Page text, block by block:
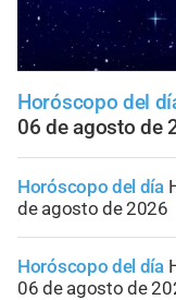
Horóscopo del
06 de agosto de
Horóscopo del día
de agosto de 2026
Horóscopo del día
06 de agosto de